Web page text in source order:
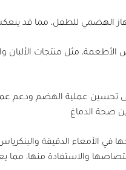
الهضمي للطفل، مما قد
مثل منتجات الألبان
تحسين عملية الهضم ودعم
صحة الدماغ
في الأمعاء الدقيقة
والاستفادة منها، مما